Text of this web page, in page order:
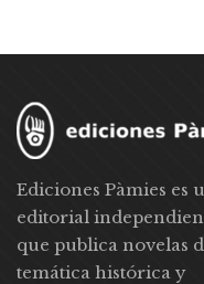
Ediciones Pàmies es
editorial
que publica novelas
temática histórica y